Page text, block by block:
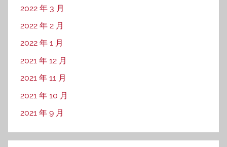
2022 年 3 月
2022 年 2 月
2022 年 1 月
2021 年 12 月
2021 年 11 月
2021 年 10 月
2021 年 9 月